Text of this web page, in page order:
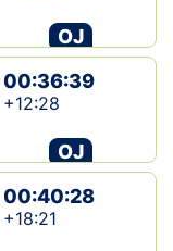
OJ
00:36:39
+12:28
OJ
00:40:28
+18:21